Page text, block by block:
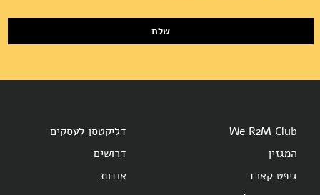
שלח
We R2M Club
המגזין
גיפט קארד
דליקטסן לעסקים
דרושים
אודות